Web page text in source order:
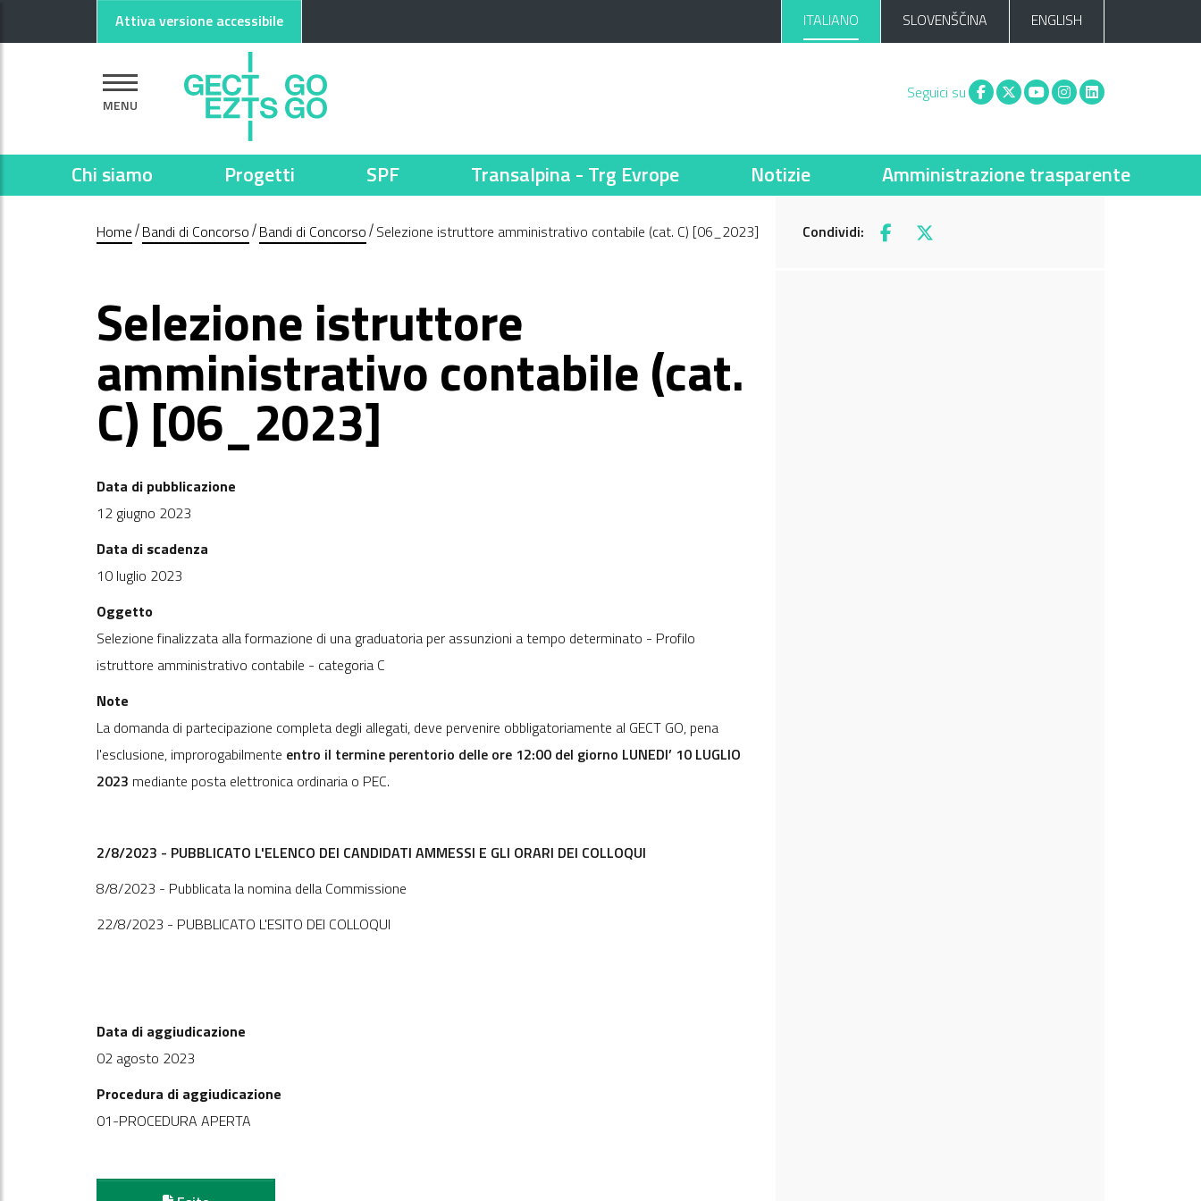
Attiva versione accessibile ITALIANO SLOVENŠČINA ENGLISH
MENU
Seguici su Facebook
X You tubeInstagram
Linkedin
Chi siamo Progetti SPF Transalpina - Trg Evrope Notizie Amministrazione trasparente
Home Bandi di Concorso Bandi di Concorso Selezione istruttore amministrativo contabile (cat. C) [06_2023] Condividi: Facebook
X
Selezione istruttore
amministrativo contabile (cat.
C) [06_2023]
Data di pubblicazione
12 giugno 2023
Data di scadenza
10 luglio 2023
Oggetto
Selezione finalizzata alla formazione di una graduatoria per assunzioni a tempo determinato - Profilo
istruttore amministrativo contabile - categoria C
Note
La domanda di partecipazione completa degli allegati, deve pervenire obbligatoriamente al GECT GO, pena
l'esclusione, improrogabilmente entro il termine perentorio delle ore 12:00 del giorno LUNEDI’ 10 LUGLIO
2023 mediante posta elettronica ordinaria o PEC.
2/8/2023 - PUBBLICATO L'ELENCO DEI CANDIDATI AMMESSI E GLI ORARI DEI COLLOQUI
8/8/2023 - Pubblicata la nomina della Commissione
22/8/2023 - PUBBLICATO L'ESITO DEI COLLOQUI
Data di aggiudicazione
02 agosto 2023
Procedura di aggiudicazione
01-PROCEDURA APERTA